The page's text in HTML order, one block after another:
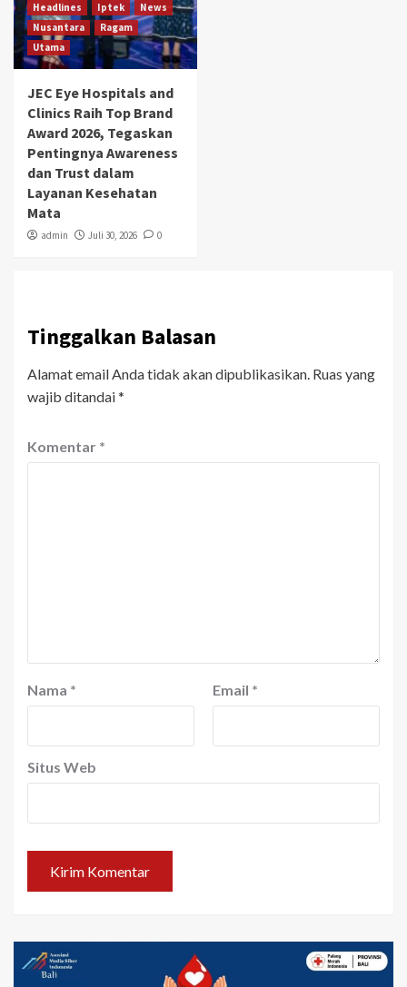
Headlines
Iptek
News
Nusantara
Ragam
Utama
JEC Eye Hospitals and
Clinics Raih Top Brand
Award 2026, Tegaskan
Pentingnya Awareness
dan Trust dalam
Layanan Kesehatan
Mata
admin Juli 30, 2026 0
Tinggalkan Balasan
Alamat email Anda tidak akan dipublikasikan. Ruas yang
wajib ditandai*
Komentar *
Nama * Email *
Situs Web